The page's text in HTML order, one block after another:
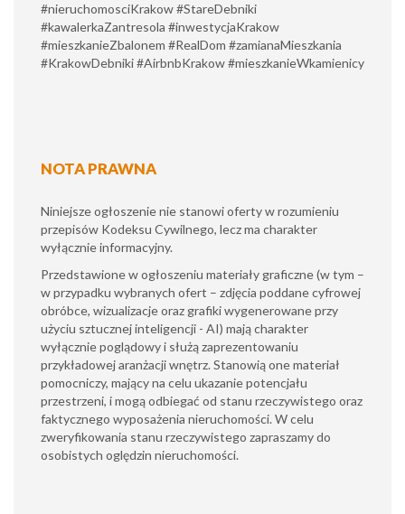
#nieruchomosciKrakow #StareDebniki
#kawalerkaZantresola #inwestycjaKrakow
#mieszkanieZbalonem #RealDom #zamianaMieszkania
#KrakowDebniki #AirbnbKrakow #mieszkanieWkamienicy
NOTA PRAWNA
Niniejsze ogłoszenie nie stanowi oferty w rozumieniu
przepisów Kodeksu Cywilnego, lecz ma charakter
wyłącznie informacyjny.
​Przedstawione w ogłoszeniu materiały graficzne (w tym –
w przypadku wybranych ofert – zdjęcia poddane cyfrowej
obróbce, wizualizacje oraz grafiki wygenerowane przy
użyciu sztucznej inteligencji - AI) mają charakter
wyłącznie poglądowy i służą zaprezentowaniu
przykładowej aranżacji wnętrz. Stanowią one materiał
pomocniczy, mający na celu ukazanie potencjału
przestrzeni, i mogą odbiegać od stanu rzeczywistego oraz
faktycznego wyposażenia nieruchomości. W celu
zweryfikowania stanu rzeczywistego zapraszamy do
osobistych oględzin nieruchomości.